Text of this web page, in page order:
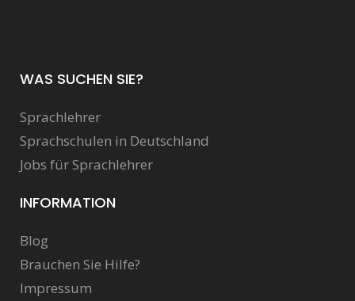
WAS SUCHEN SIE?
Sprachlehrer
Sprachschulen in Deutschland
Jobs für Sprachlehrer
INFORMATION
Blog
Brauchen Sie Hilfe?
Impressum